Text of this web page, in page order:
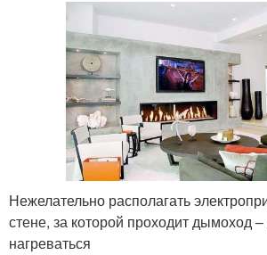
Нежелательно располагать
стене, за которой проходит дымоход –
нагреваться